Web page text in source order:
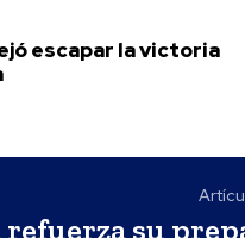
escapar la victoria
refuerza su